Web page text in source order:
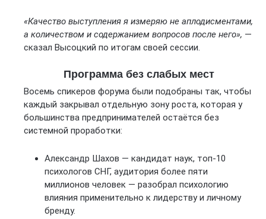
«Качество выступления я измеряю не аплодисментами,
а количеством и содержанием вопросов после него», —
сказал Высоцкий по итогам своей сессии.
Программа без слабых мест
Восемь спикеров форума были подобраны так, чтобы
каждый закрывал отдельную зону роста, которая у
большинства предпринимателей остаётся без
системной проработки:
Александр Шахов — кандидат наук, топ-10
психологов СНГ, аудитория более пяти
миллионов человек — разобрал психологию
влияния применительно к лидерству и личному
бренду.